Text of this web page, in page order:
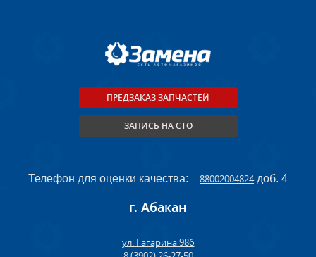
ПРЕДЗАКАЗ ЗАПЧАСТЕЙ
ЗАПИСЬ НА СТО
Телефон для оценки качества: 88002004824доб. 4
г. Абакан
ул. Гагарина 98б